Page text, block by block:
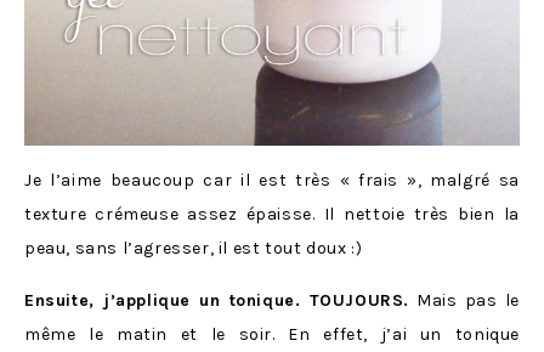
Je l’aime beaucoup car il est très « frais », malgré sa
texture crémeuse assez épaisse. Il nettoie très bien la
peau, sans l’agresser, il est tout doux :)
Ensuite, j’applique un tonique. TOUJOURS. Mais pas le
même le matin et le soir. En effet, j’ai un tonique